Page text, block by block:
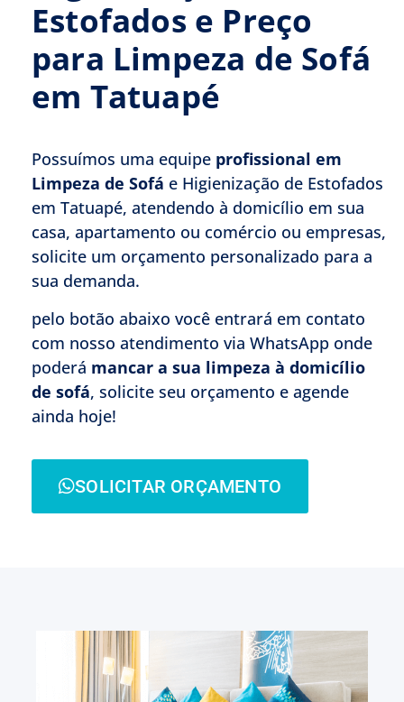
Estofados e Preço
para Limpeza de Sofá
em Tatuapé
Possuímos uma equipe profissional em
Limpeza de Sofá e Higienização de Estofados
em Tatuapé, atendendo à domicílio em sua
casa, apartamento ou comércio ou empresas,
solicite um orçamento personalizado para a
sua demanda.
pelo botão abaixo você entrará em contato
com nosso atendimento via WhatsApp onde
poderá mancar a sua limpeza à domicílio
de sofá, solicite seu orçamento e agende
ainda hoje!
SOLICITAR ORÇAMENTO